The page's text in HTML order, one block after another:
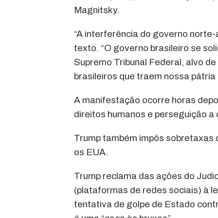
Magnitsky.
“A interferência do governo
texto. “O governo brasileiro se
Supremo Tribunal Federal, alvo
brasileiros que traem nossa
A manifestação ocorre horas
direitos humanos e perseguição
Trump também impôs
os EUA.
Trump reclama das ações do
(plataformas de redes sociais) à
tentativa de golpe de Estado